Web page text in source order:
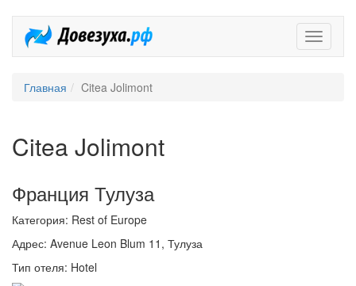
Главная Citea Jolimont
Citea Jolimont
Франция Тулуза
Категория: Rest of Europe
Адрес: Avenue Leon Blum 11, Тулуза
Тип отеля: Hotel